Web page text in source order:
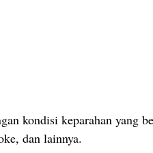
kondisi keparahan yang
dan lainnya.